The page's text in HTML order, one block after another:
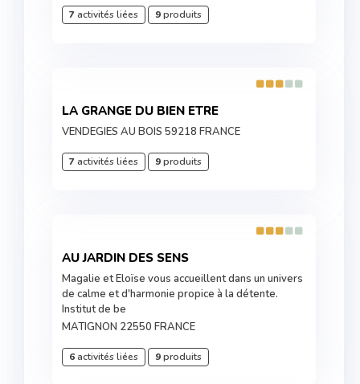
7activités liées 9produits
LA GRANGE DU BIEN ETRE
VENDEGIES AU BOIS 59218 FRANCE
7activités liées 9produits
AU JARDIN DES SENS
Magalie et Eloïse vous accueillent dans un univers
de calme et d'harmonie propice à la détente.
Institut de be
MATIGNON 22550 FRANCE
6activités liées 9produits